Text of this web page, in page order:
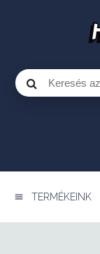
TERMÉKEINK